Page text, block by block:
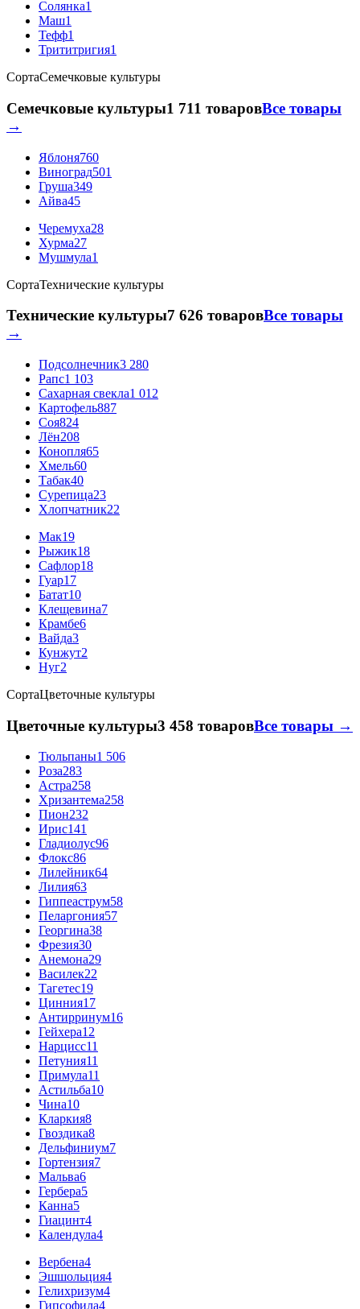
Солянка1
Маш1
Тефф1
Трититригия1
СортаСемечковые культуры
Семечковые культуры1 711 товаровВсе товары
→
Яблоня760
Виноград501
Груша349
Айва45
Черемуха28
Хурма27
Мушмула1
СортаТехнические культуры
Технические культуры7 626 товаровВсе товары
→
Подсолнечник3 280
Рапс1 103
Сахарная свекла1 012
Картофель887
Соя824
Лён208
Конопля65
Хмель60
Табак40
Сурепица23
Хлопчатник22
Мак19
Рыжик18
Сафлор18
Гуар17
Батат10
Клещевина7
Крамбе6
Вайда3
Кунжут2
Нуг2
СортаЦветочные культуры
Цветочные культуры3 458 товаровВсе товары →
Тюльпаны1 506
Роза283
Астра258
Хризантема258
Пион232
Ирис141
Гладиолус96
Флокс86
Лилейник64
Лилия63
Гиппеаструм58
Пеларгония57
Георгина38
Фрезия30
Анемона29
Василек22
Тагетес19
Цинния17
Антирринум16
Гейхера12
Нарцисс11
Петуния11
Примула11
Астильба10
Чина10
Кларкия8
Гвоздика8
Дельфиниум7
Гортензия7
Мальва6
Гербера5
Канна5
Гиацинт4
Календула4
Вербена4
Эшшольция4
Гелихризум4
Гипсофила4